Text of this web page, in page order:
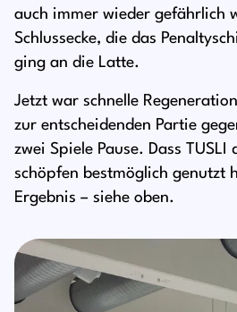
auch immer wieder gefährlich
Schlussecke, die das
ging an die Latte.
Jetzt war schnelle
zur entscheidenden Partie
zwei Spiele Pause. Dass
schöpfen bestmöglich genutzt
Ergebnis – siehe oben.